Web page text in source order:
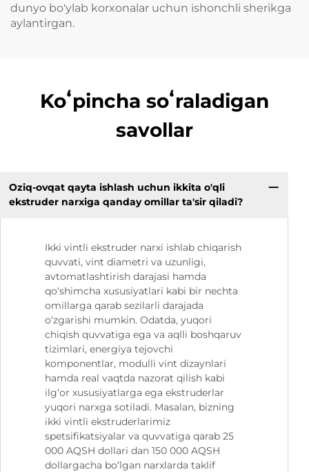
dunyo bo'ylab korxonalar uchun ishonchli sherikga
aylantirgan.
Koʻpincha soʻraladigan
savollar
Oziq-ovqat qayta ishlash uchun ikkita o'qli
ekstruder narxiga qanday omillar ta'sir qiladi?
Ikki vintli ekstruder narxi ishlab chiqarish
quvvati, vint diametri va uzunligi,
avtomatlashtirish darajasi hamda
qo‘shimcha xususiyatlari kabi bir nechta
omillarga qarab sezilarli darajada
o‘zgarishi mumkin. Odatda, yuqori
chiqish quvvatiga ega va aqlli boshqaruv
tizimlari, energiya tejovchi
komponentlar, modulli vint dizaynlari
hamda real vaqtda nazorat qilish kabi
ilg‘or xususiyatlarga ega ekstruderlar
yuqori narxga sotiladi. Masalan, bizning
ikki vintli ekstruderlarimiz
spetsifikatsiyalar va quvvatiga qarab 25
000 AQSH dollari dan 150 000 AQSH
dollargacha bo‘lgan narxlarda taklif